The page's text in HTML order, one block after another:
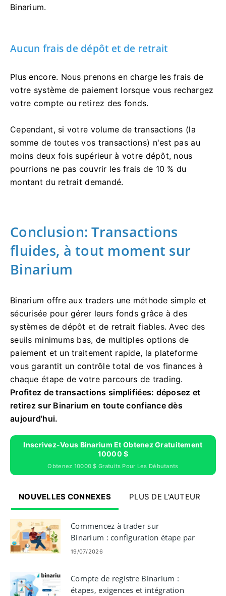
Binarium.
Aucun frais de dépôt et de retrait
Plus encore. Nous prenons en charge les frais de
votre système de paiement lorsque vous rechargez
votre compte ou retirez des fonds.
Cependant, si votre volume de transactions (la
somme de toutes vos transactions) n'est pas au
moins deux fois supérieur à votre dépôt, nous
pourrions ne pas couvrir les frais de 10 % du
montant du retrait demandé.
Conclusion: Transactions
fluides, à tout moment sur
Binarium
Binarium offre aux traders une méthode simple et
sécurisée pour gérer leurs fonds grâce à des
systèmes de dépôt et de retrait fiables. Avec des
seuils minimums bas, de multiples options de
paiement et un traitement rapide, la plateforme
vous garantit un contrôle total de vos finances à
chaque étape de votre parcours de trading.
Profitez de transactions simplifiées: déposez et
retirez sur Binarium en toute confiance dès
aujourd'hui.
Inscrivez-Vous Binarium Et Obtenez Gratuitement
10000 $
Obtenez 10000 $ Gratuits Pour Les Débutants
NOUVELLES CONNEXES PLUS DE L'AUTEUR
Commencez à trader sur
Binarium : configuration étape par
étape pour les débutants
19/07/2026
Compte de registre Binarium :
étapes, exigences et intégration